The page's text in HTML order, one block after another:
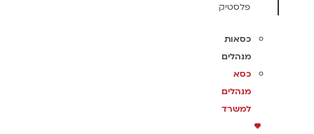
פלסטיק
כסאות
מנהלים
כסא
מנהלים
למשרד